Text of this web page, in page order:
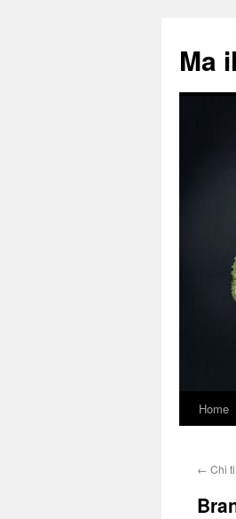
Ma
Vai
contenuto
Home
← Chi